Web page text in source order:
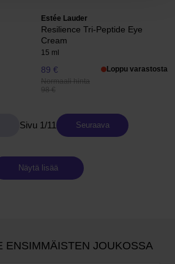
Estée Lauder
Resilience Tri-Peptide Eye
Cream
15 ml
89 €
Normaali hinta
98 €
Loppu varastosta
Sivu 1/11 Seuraava
Näytä lisää
ENSIMMÄISTEN JOUKOSSA